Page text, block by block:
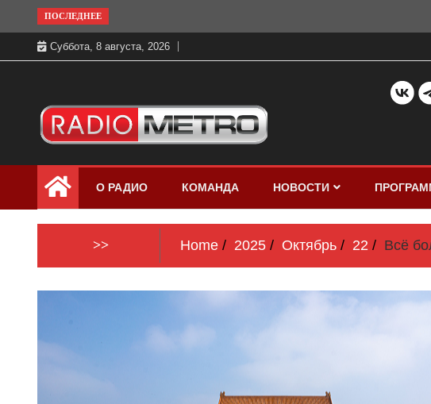
to
content
ПОСЛЕДНЕЕ
Суббота, 8 августа, 2026
Радио МЕТРО
бесплатно в хорошем качестве Санкт-
Петербург и Россия
О РАДИО КОМАНДА НОВОСТИ
>> Home 2025 Октябрь 22 Всё